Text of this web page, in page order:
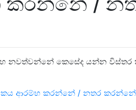
සහ නවත්වන්නේ කෙසේද යන්න
ආරම්භ කරන්නේ / නතර කරන්නේ